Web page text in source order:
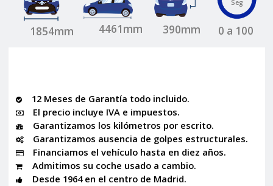
1854mm 4461mm 390mm
Seg
0 a 100
12 Meses de Garantía todo incluido.
El precio incluye IVA e impuestos.
Garantizamos los kilómetros por escrito.
Garantizamos ausencia de golpes estructurales.
Financiamos el vehículo hasta en diez años.
Admitimos su coche usado a cambio.
Desde 1964 en el centro de Madrid.